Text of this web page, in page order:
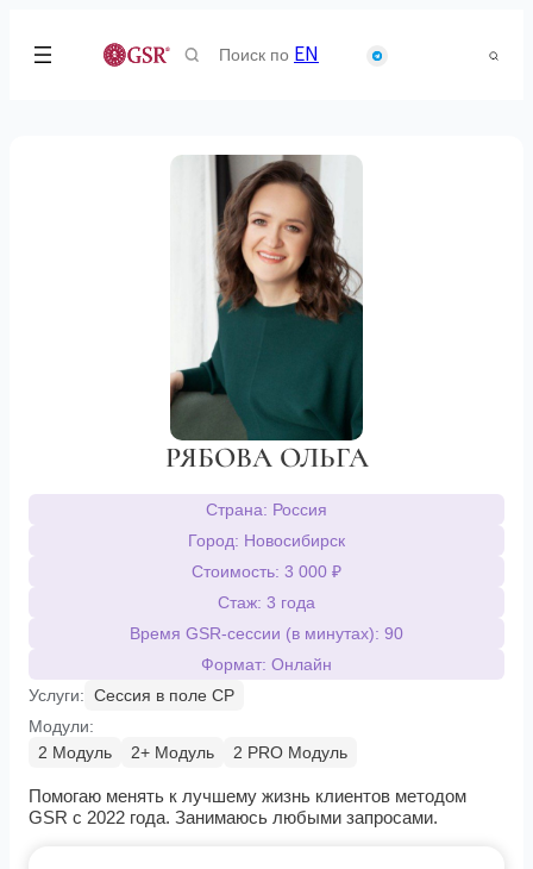
for:
EN
РЯБОВА ОЛЬГА
Страна: Россия
Город: Новосибирск
Стоимость: 3 000 ₽
Стаж: 3 года
Время GSR-сессии (в минутах): 90
Формат: Онлайн
Услуги: Сессия в поле СР
Модули:
2 Модуль
2+ Модуль 2 PRO Модуль
Помогаю менять к лучшему жизнь клиентов методом
GSR с 2022 года. Занимаюсь любыми запросами.